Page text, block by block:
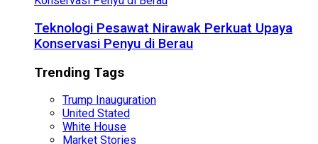
Teknologi Pesawat Nirawak Perkuat Upaya
Konservasi Penyu di Berau
Trending Tags
Trump Inauguration
United Stated
White House
Market Stories